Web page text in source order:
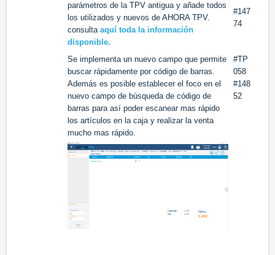
parámetros de la TPV antigua y añade todos
los utilizados y nuevos de AHORA TPV.
consulta aquí toda la información
disponible.
#147
74
Se implementa un nuevo campo que permite
buscar rápidamente por código de barras.
Además es posible establecer el foco en el
nuevo campo de búsqueda de código de
barras para así poder escanear mas rápido
los artículos en la caja y realizar la venta
mucho mas rápido.
#TP
058
#148
52